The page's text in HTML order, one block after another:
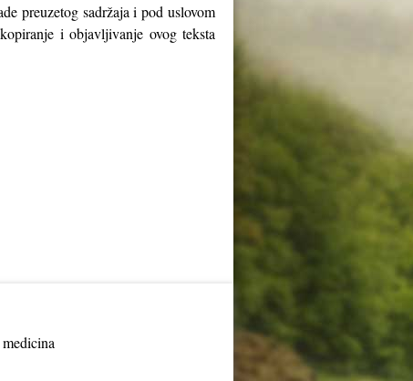
preuzetog sadržaja i pod uslovom
i objavljivanje ovog teksta